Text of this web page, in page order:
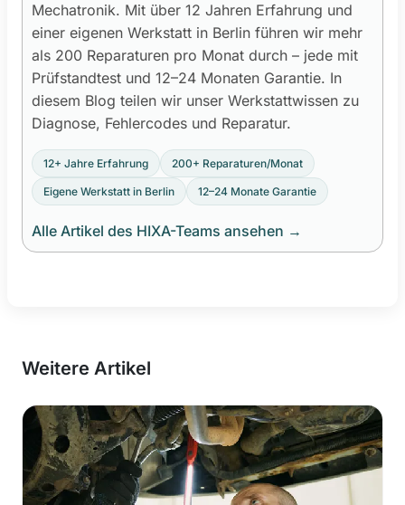
Mechatronik. Mit über 12 Jahren Erfahrung und
einer eigenen Werkstatt in Berlin führen wir mehr
als 200 Reparaturen pro Monat durch – jede mit
Prüfstandtest und 12–24 Monaten Garantie. In
diesem Blog teilen wir unser Werkstattwissen zu
Diagnose, Fehlercodes und Reparatur.
12+ Jahre Erfahrung 200+ Reparaturen/Monat
Eigene Werkstatt in Berlin 12–24 Monate Garantie
Alle Artikel des HIXA-Teams ansehen →
Weitere Artikel